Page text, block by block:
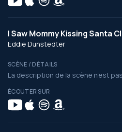
I Saw Mommy Kissing Santa
Eddie Dunstedter
SCÈNE / DÉTAILS
La description de la scène n’est
ÉCOUTER SUR